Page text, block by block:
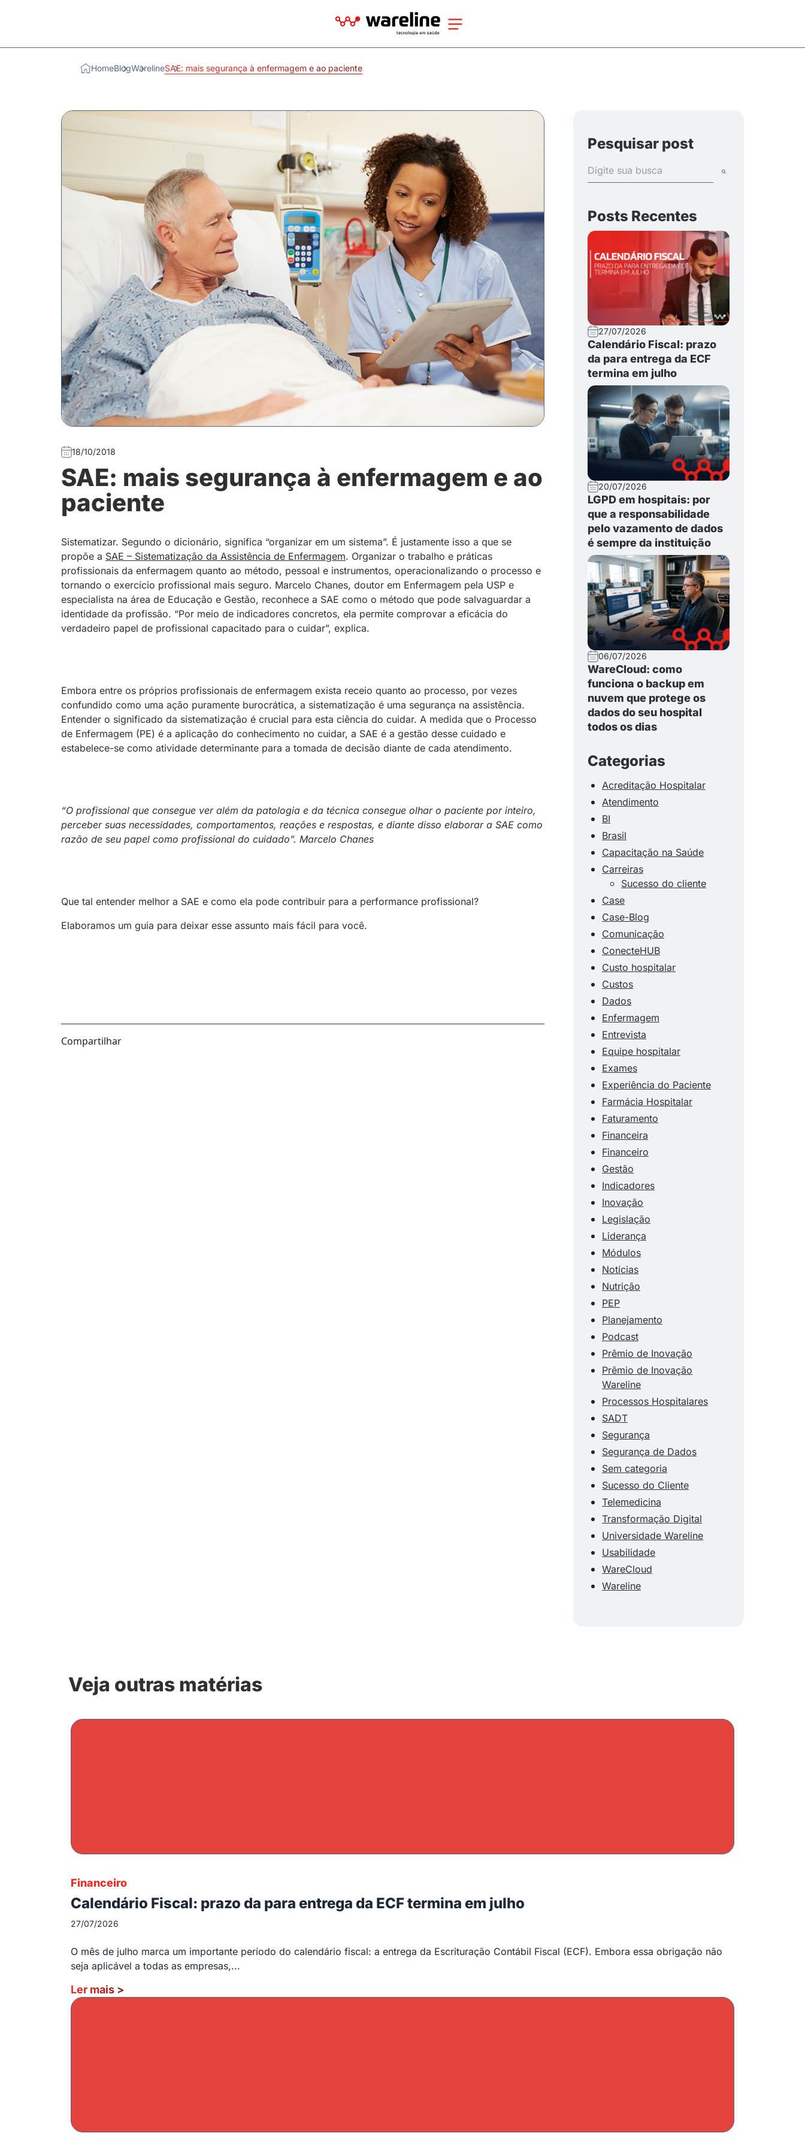
HomeBlogWarelineSAE: mais segurança à enfermagem e ao paciente
18/10/2018
SAE: mais segurança à enfermagem e ao
paciente
Sistematizar. Segundo o dicionário, significa “organizar em um sistema”. É justamente isso a que se
propõe a SAE – Sistematização da Assistência de Enfermagem. Organizar o trabalho e práticas
profissionais da enfermagem quanto ao método, pessoal e instrumentos, operacionalizando o processo e
tornando o exercício profissional mais seguro. Marcelo Chanes, doutor em Enfermagem pela USP e
especialista na área de Educação e Gestão, reconhece a SAE como o método que pode salvaguardar a
identidade da profissão. “Por meio de indicadores concretos, ela permite comprovar a eficácia do
verdadeiro papel de profissional capacitado para o cuidar”, explica.
Embora entre os próprios profissionais de enfermagem exista receio quanto ao processo, por vezes
confundido como uma ação puramente burocrática, a sistematização é uma segurança na assistência.
Entender o significado da sistematização é crucial para esta ciência do cuidar. A medida que o Processo
de Enfermagem (PE) é a aplicação do conhecimento no cuidar, a SAE é a gestão desse cuidado e
estabelece-se como atividade determinante para a tomada de decisão diante de cada atendimento.
“O profissional que consegue ver além da patologia e da técnica consegue olhar o paciente por inteiro,
perceber suas necessidades, comportamentos, reações e respostas, e diante disso elaborar a SAE como
razão de seu papel como profissional do cuidado”. Marcelo Chanes
Que tal entender melhor a SAE e como ela pode contribuir para a performance profissional?
Elaboramos um guia para deixar esse assunto mais fácil para você.
Compartilhar
Pesquisar post
Posts Recentes
27/07/2026
Calendário Fiscal: prazo
da para entrega da ECF
termina em julho
20/07/2026
LGPD em hospitais: por
que a responsabilidade
pelo vazamento de dados
é sempre da instituição
06/07/2026
WareCloud: como
funciona o backup em
nuvem que protege os
dados do seu hospital
todos os dias
Categorias
Acreditação Hospitalar
Atendimento
BI
Brasil
Capacitação na Saúde
Carreiras
Sucesso do cliente
Case
Case-Blog
Comunicação
ConecteHUB
Custo hospitalar
Custos
Dados
Enfermagem
Entrevista
Equipe hospitalar
Exames
Experiência do Paciente
Farmácia Hospitalar
Faturamento
Financeira
Financeiro
Gestão
Indicadores
Inovação
Legislação
Liderança
Módulos
Notícias
Nutrição
PEP
Planejamento
Podcast
Prêmio de Inovação
Prêmio de Inovação
Wareline
Processos Hospitalares
SADT
Segurança
Segurança de Dados
Sem categoria
Sucesso do Cliente
Telemedicina
Transformação Digital
Universidade Wareline
Usabilidade
WareCloud
Wareline
Veja outras matérias
Financeiro
Calendário Fiscal: prazo da para entrega da ECF termina em julho
27/07/2026
O mês de julho marca um importante período do calendário fiscal: a entrega da Escrituração Contábil Fiscal (ECF). Embora essa obrigação não
seja aplicável a todas as empresas,...
Ler mais >